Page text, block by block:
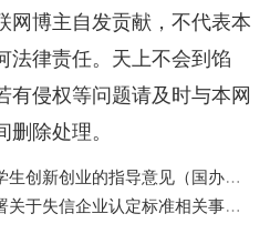
者地区已签署并生效的自
排，2024年将对20个协定
者地区的部分商品实施协
由贸易协定自2024年1月1
最惠国税率低于或等于协定
网博主自发贡献，不代表本
法律责任。天上不会到馅
有侵权等问题请及时与本网
除处理。
业的指导意见（国办发〔2021〕35号）
业认定标准相关事项的公告》政策解读——案例篇